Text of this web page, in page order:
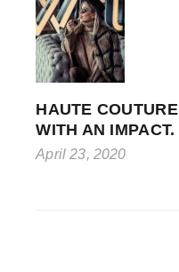
HAUTE COUTURE
WITH AN IMPACT.
April 23, 2020